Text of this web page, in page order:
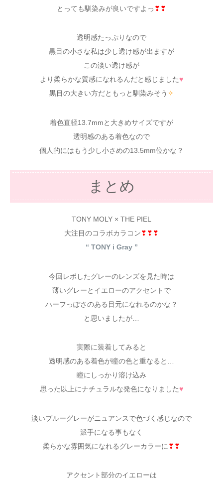
とっても馴染みが良いですよっ ❣❣
透明感たっぷりなので
黒目の小さな私は少し透け感が出ますが
この淡い透け感が
より柔らかな質感になれるんだと感じました♥
黒目の大きい方だともっと馴染みそう ✧
着色直径13.7mmと大きめサイズですが
透明感のある着色なので
個人的にはもう少し小さめの13.5mm位かな？
まとめ
TONY MOLY × THE PIEL
大注目のコラボカラコン❣❣❣
“ TONY i Gray ”
今回レポしたグレーのレンズを見た時は
薄いグレーとイエローのアクセントで
ハーフっぽさのある目元になれるのかな？
と思いましたが…
実際に装着してみると
透明感のある着色が瞳の色と重なると…
瞳にしっかり溶け込み
思った以上にナチュラルな発色になりました♥
淡いブルーグレーがニュアンスで色づく感じなので
派手になる事もなく
柔らかな雰囲気になれるグレーカラーに ❣❣
アクセント部分のイエローは